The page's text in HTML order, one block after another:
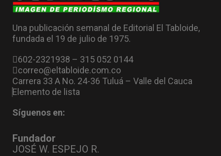
Una publicación semanal de Editorial El Tabloide,
fundada el 19 de julio de 1975.
602-2321938 – 315 052 0144
correo@eltabloide.com.co
Carrera 33 A No. 24-36 Tuluá – Valle del Cauca
Elemento de lista
Síguenos en:
Fundador
JOSÉ W. ESPEJO R.